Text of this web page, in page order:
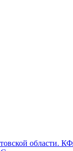
области.